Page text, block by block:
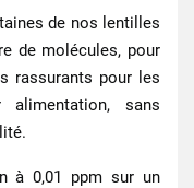
de nos lentilles
de molécules, pour
rassurants pour les
sans
à 0,01 ppm sur un